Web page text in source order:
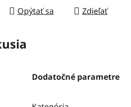
Opýtať sa Zdieľať
Dodatočné parametre